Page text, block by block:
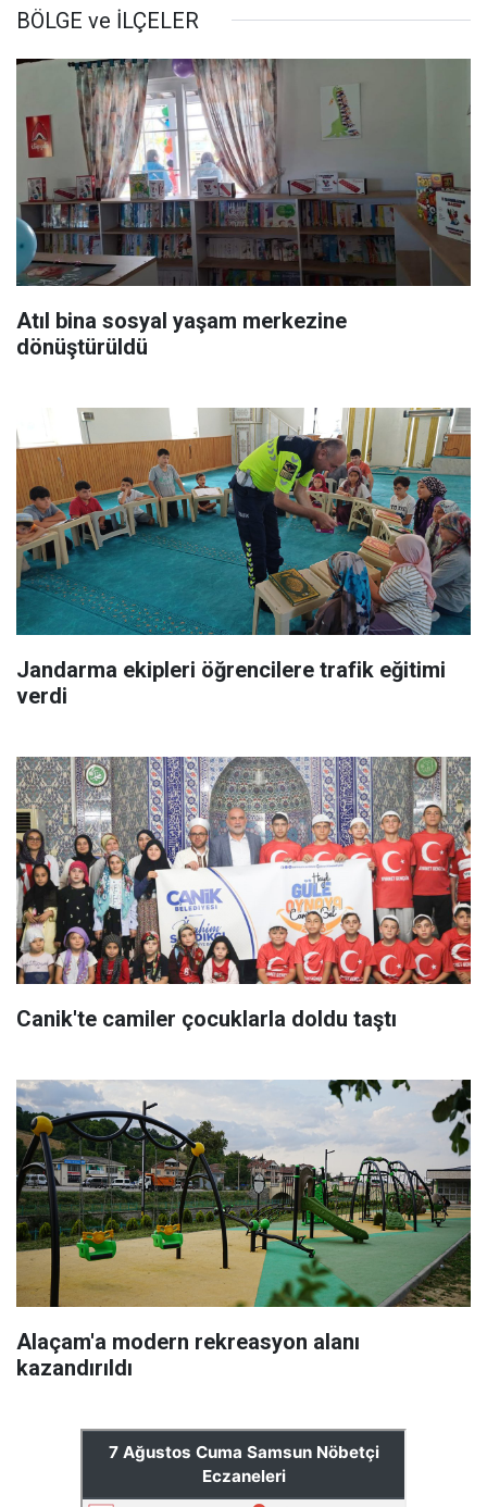
BÖLGE ve İLÇELER
Atıl bina sosyal yaşam merkezine
dönüştürüldü
Jandarma ekipleri öğrencilere trafik eğitimi
verdi
Canik'te camiler çocuklarla doldu taştı
Alaçam'a modern rekreasyon alanı
kazandırıldı